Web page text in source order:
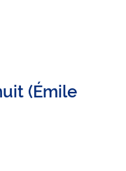
(Émile